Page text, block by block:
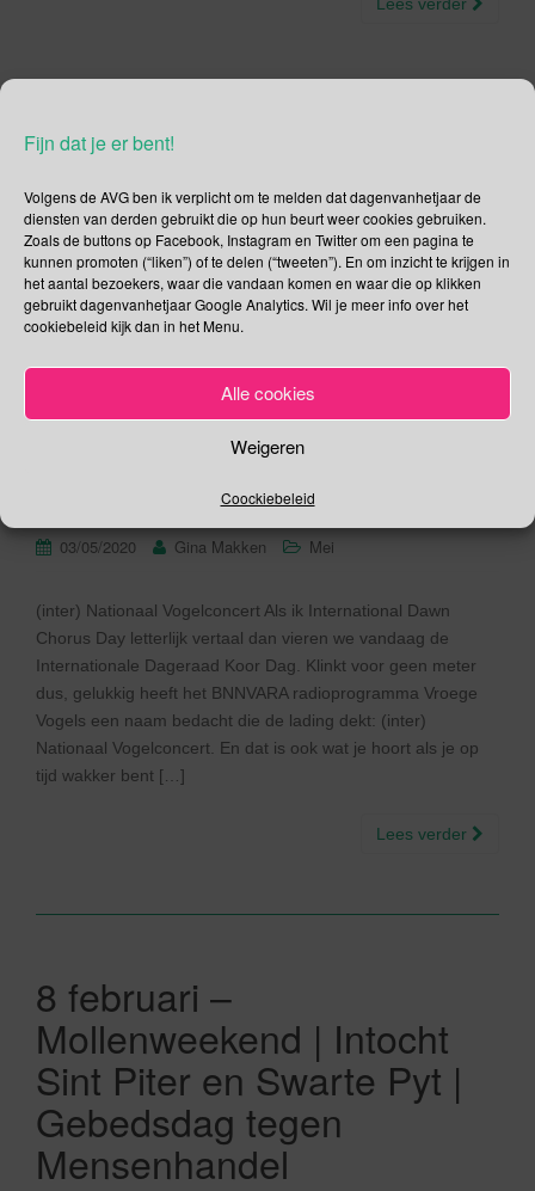
Fijn dat je er bent!
Volgens de AVG ben ik verplicht om te melden dat dagenvanhetjaar de
diensten van derden gebruikt die op hun beurt weer cookies gebruiken.
Zoals de buttons op Facebook, Instagram en Twitter om een pagina te
kunnen promoten (“liken”) of te delen (“tweeten”). En om inzicht te krijgen in
het aantal bezoekers, waar die vandaan komen en waar die op klikken
gebruikt dagenvanhetjaar Google Analytics. Wil je meer info over het
cookiebeleid kijk dan in het Menu.
Alle cookies
Weigeren
Coockiebeleid
3 mei – (inter) Nationaal
Vogelconcert | Dag van de
Persvrijheid | Dag van de
Lach | Dag van de
Couveuseouders |
Wereldgebedsdag voor
Roepingen | Wild Koala
Day | Dag van de Zon |
Week van ons Water
03/05/2020 Gina Makken Mei
(inter) Nationaal Vogelconcert Als ik International Dawn
Chorus Day letterlijk vertaal dan vieren we vandaag de
Internationale Dageraad Koor Dag. Klinkt voor geen meter
dus, gelukkig heeft het BNNVARA radioprogramma Vroege
Vogels een naam bedacht die de lading dekt: (inter)
Nationaal Vogelconcert. En dat is ook wat je hoort als je op
tijd wakker bent […]
Lees verder
8 februari –
Mollenweekend | Intocht
Sint Piter en Swarte Pyt |
Gebedsdag tegen
Mensenhandel